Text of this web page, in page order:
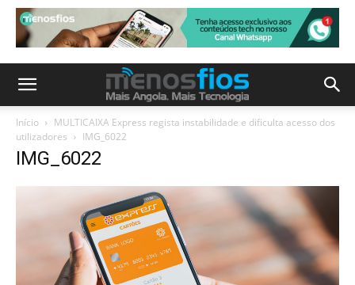
Início
MULTICAIXA Express regista instabilidade e dificulta acesso dos
utilizadores
IMG_6022
IMG_6022